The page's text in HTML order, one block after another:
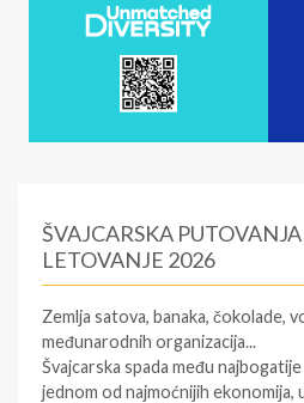
ŠVAJCARSKA
LETOVANJE 2026
Zemlja satova, banaka, čokolade,
međunarodnih organizacija...
Švajcarska spada među
jednom od najmoćnijih ekonomija,